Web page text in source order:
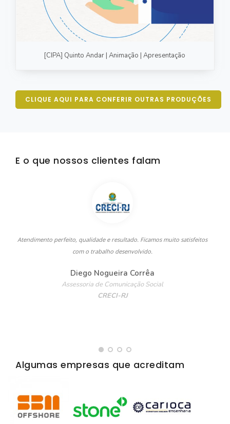
[CIPA] Quinto Andar | Animação | Apresentação
CLIQUE AQUI PARA CONFERIR OUTRAS PRODUÇÕES
E o que nossos clientes falam
Atendimento perfeito, qualidade e resultado. Ficamos muito satisfeitos
com o trabalho desenvolvido.
Diego Nogueira Corrêa
Assessoria de Comunicação Social
CRECI-RJ
Algumas empresas que acreditam